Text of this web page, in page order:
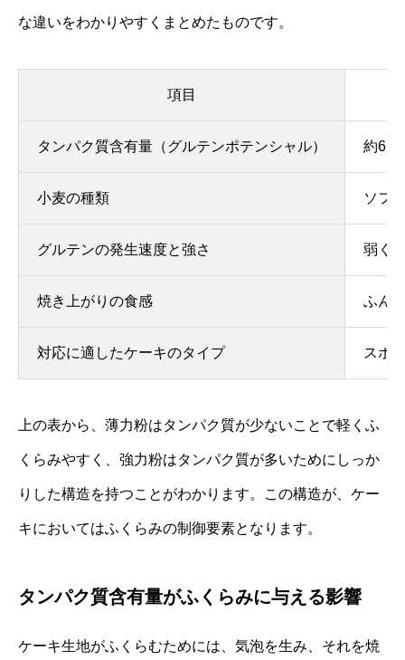
な違いをわかりやすくまとめたものです。
項目
タンパク質含有量（グルテンポテンシャル） 約6～
小麦の種類 ソフ
グルテンの発生速度と強さ 弱く
焼き上がりの食感 ふん
対応に適したケーキのタイプ スポ
上の表から、薄力粉はタンパク質が少ないことで軽くふ
くらみやすく、強力粉はタンパク質が多いためにしっか
りした構造を持つことがわかります。この構造が、ケー
キにおいてはふくらみの制御要素となります。
タンパク質含有量がふくらみに与える影響
ケーキ生地がふくらむためには、気泡を生み、それを焼